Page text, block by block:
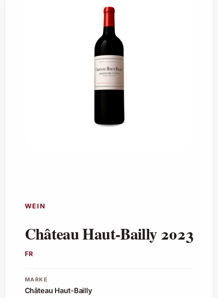
WEIN
Château Haut-Bailly 2023
FR
MARKE
Château Haut-Bailly